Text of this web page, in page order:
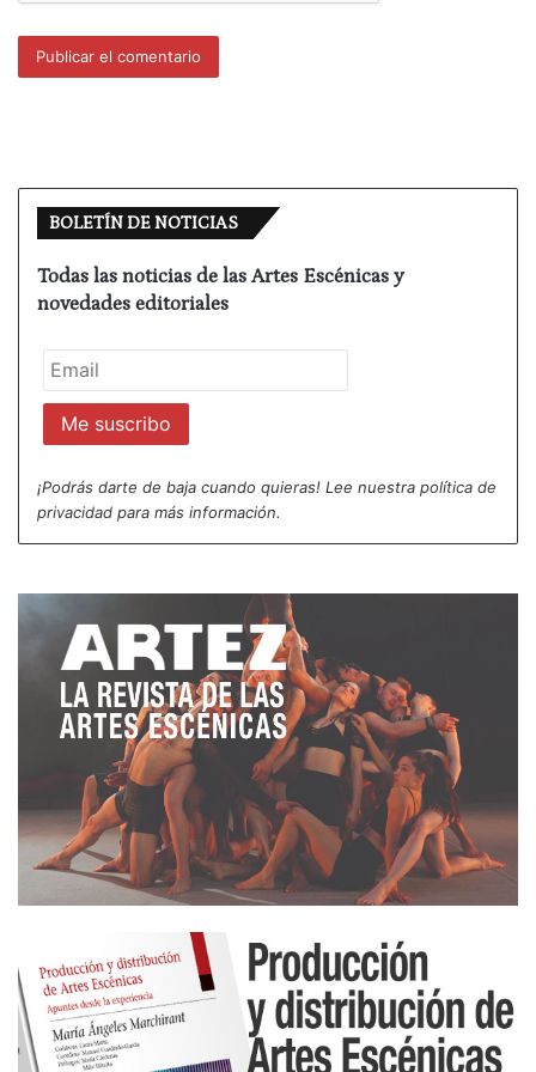
La obra gira en torno a la familia de la difunta
Dinorah que se ha reunido para cumplir con
Avelut: el duelo judío en el que los parientes más
cercanos se apartan del mundo durante siete días.
El público conocerá aReina (Mona Martínez)
mayor de Dinorah; su hijoPablo (Miki Esparbé)con
, hermana de Reina, su nuevo
novioMauro(Gon Ramos) , y sus
Fernández Vargas / Vera Fernández Vargas y Asier
Heras Toledano / Sergio Marañón Raigal); y
(Marina Fantini), una prima prácticamente
desconocida. Todos ellos se enfrentan al dolor de
la pérdida y comparten el miedo por lo que vendrá:
tener o no tener hijos, romper con los nuestros para
avanzar, ser capaces de ilusionarse con el porvenir
a pesar de los malos pronósticos.
puesta en escena
, dirigida a tres bandas,
representa los orígenes sefardíes de los personajes
mediante el simbolismo de los elementos
escenográficos de factura contemporánea que
BOLETÍN DE NOTICIAS
Todas las noticias de las Artes Escénicas y
novedades editoriales
¡Podrás darte de baja cuando quieras! Lee nuestra política de
privacidad para más información.